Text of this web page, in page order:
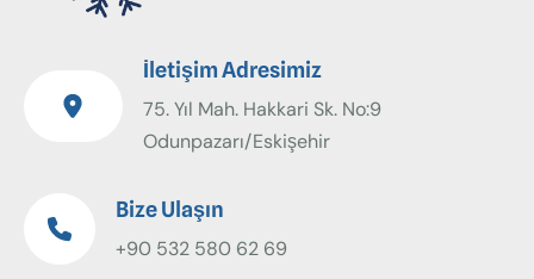
İletişim Adresimiz
75. Yıl Mah. Hakkari Sk. No:9
Odunpazarı/Eskişehir
Bize Ulaşın
+90 532 580 62 69